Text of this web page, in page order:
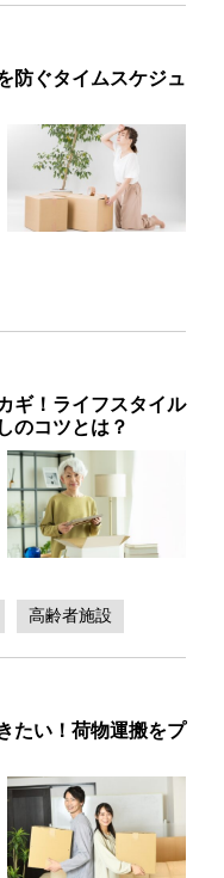
防ぐタイムスケジュ
ギ！ライフスタイル
のコツとは？
高齢者施設
たい！荷物運搬をプ